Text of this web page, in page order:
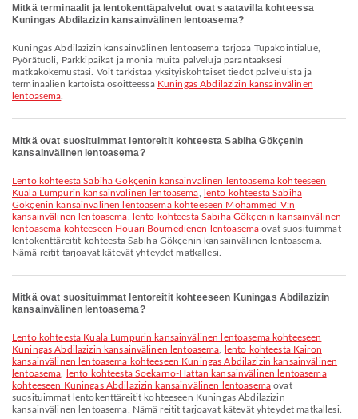
Mitkä terminaalit ja lentokenttäpalvelut ovat saatavilla kohteessa
Kuningas Abdilazizin kansainvälinen lentoasema?
Kuningas Abdilazizin kansainvälinen lentoasema tarjoaa Tupakointialue,
Pyörätuoli, Parkkipaikat ja monia muita palveluja parantaaksesi
matkakokemustasi. Voit tarkistaa yksityiskohtaiset tiedot palveluista ja
terminaalien kartoista osoitteessa Kuningas Abdilazizin kansainvälinen
lentoasema
Mitkä ovat suosituimmat lentoreitit kohteesta Sabiha Gökçenin
kansainvälinen lentoasema?
lento kohteesta Sabiha Gökçenin kansainvälinen lentoasema kohteeseen
Kuala Lumpurin kansainvälinen lentoasema
lento kohteesta Sabiha
Gökçenin kansainvälinen lentoasema kohteeseen Mohammed V:n
kansainvälinen lentoasema
lento kohteesta Sabiha Gökçenin kansainvälinen
lentoasema kohteeseen Houari Boumedienen lentoasema ovat suosituimmat
lentokenttäreitit kohteesta Sabiha Gökçenin kansainvälinen lentoasema.
Nämä reitit tarjoavat kätevät yhteydet matkallesi.
Mitkä ovat suosituimmat lentoreitit kohteeseen Kuningas Abdilazizin
kansainvälinen lentoasema?
lento kohteesta Kuala Lumpurin kansainvälinen lentoasema kohteeseen
Kuningas Abdilazizin kansainvälinen lentoasema
lento kohteesta Kairon
kansainvälinen lentoasema kohteeseen Kuningas Abdilazizin kansainvälinen
lentoasema
lento kohteesta Soekarno-Hattan kansainvälinen lentoasema
kohteeseen Kuningas Abdilazizin kansainvälinen lentoasemaovat
suosituimmat lentokenttäreitit kohteeseen Kuningas Abdilazizin
kansainvälinen lentoasema. Nämä reitit tarjoavat kätevät yhteydet matkallesi.